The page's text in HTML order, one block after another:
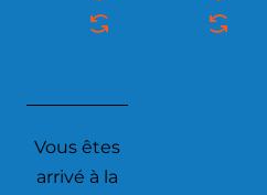
Vous êtes
arrivé à la